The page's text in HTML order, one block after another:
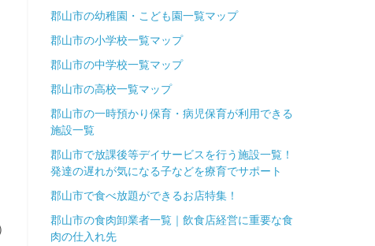
郡山市の幼稚園・こども園一覧マップ
郡山市の小学校一覧マップ
郡山市の中学校一覧マップ
郡山市の高校一覧マップ
郡山市の一時預かり保育・病児保育が利用できる
施設一覧
郡山市で放課後等デイサービスを行う施設一覧！
発達の遅れが気になる子などを療育でサポート
郡山市で食べ放題ができるお店特集！
郡山市の食肉卸業者一覧｜飲食店経営に重要な食
肉の仕入れ先